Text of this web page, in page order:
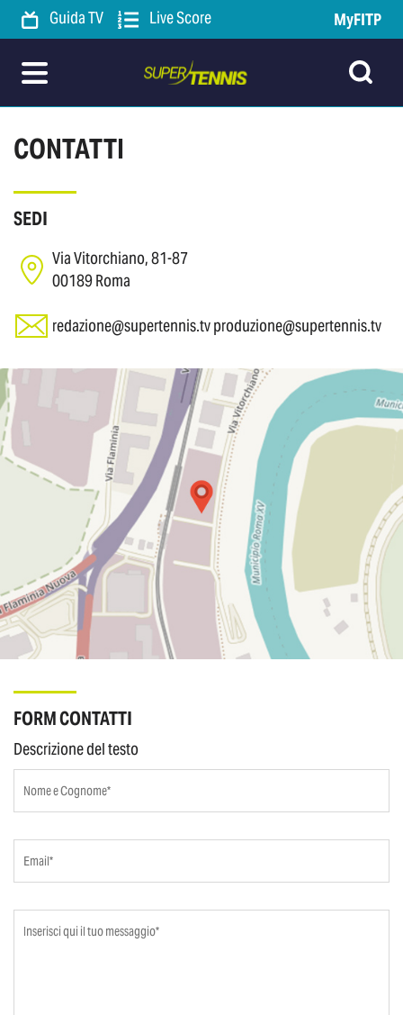
Guida TV Live Score MyFITP
CONTATTI
SEDI
Via Vitorchiano, 81-87
00189 Roma
redazione@supertennis.tvproduzione@supertennis.tv
FORM CONTATTI
Descrizione del testo